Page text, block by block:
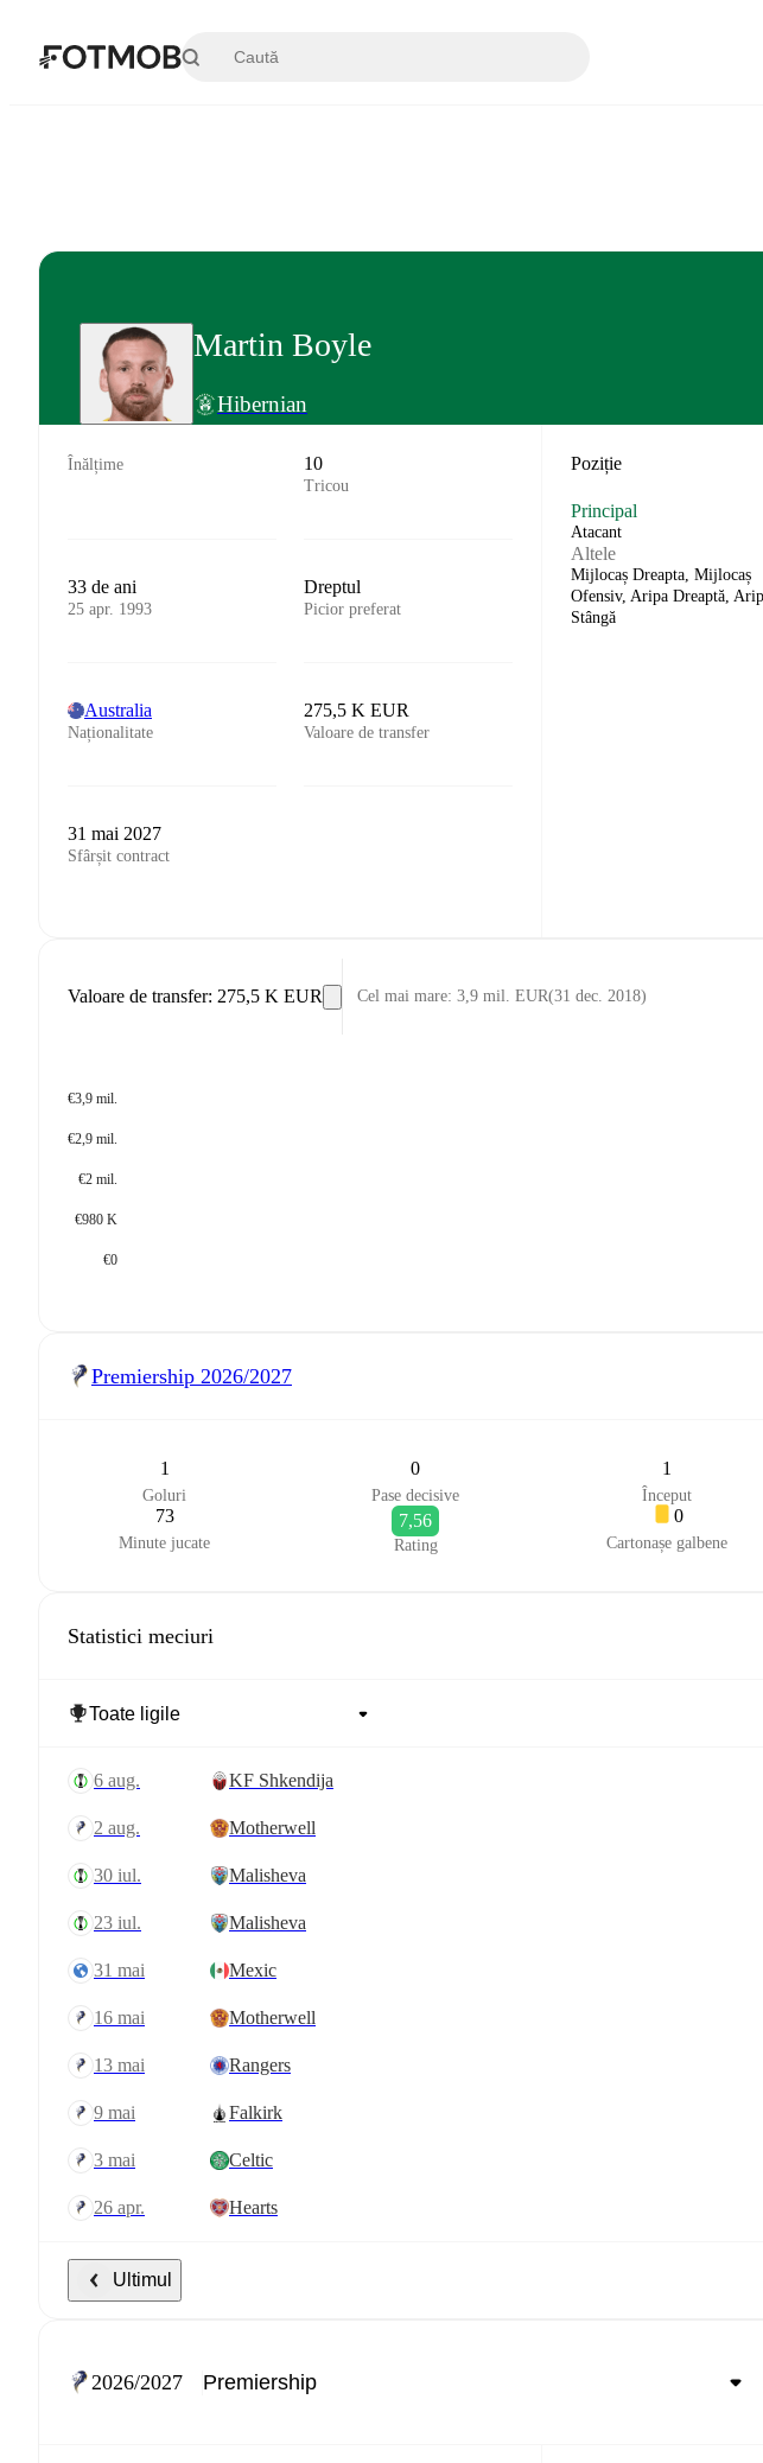
Martin Boyle
Hibernian
Înălțime 10
Tricou
33 de ani
25 apr. 1993
Dreptul
Picior preferat
Australia
Naționalitate
275,5 K EUR
Valoare de transfer
31 mai 2027
Sfârșit contract
Poziție
Principal
Atacant
Altele
Mijlocaș Dreapta, Mijlocaș
Ofensiv, Aripa Dreaptă,
Stângă
Valoare de transfer: 275,5 K EUR Cel mai mare: 3,9 mil. EUR(31 dec. 2018)
€3,9 mil.
€2,9 mil.
€2 mil.
€980 K
€0
Premiership 2026/2027
1
Goluri
0
Pase decisive
1
Început
73
Minute jucate
7,56
Rating
0
Cartonașe galbene
Statistici meciuri
6 aug. KF Shkendija
2 aug. Motherwell
30 iul. Malisheva
23 iul. Malisheva
31 mai Mexic
16 mai Motherwell
13 mai Rangers
9 mai Falkirk
3 mai Celtic
26 apr. Hearts
Ultimul
2026/2027